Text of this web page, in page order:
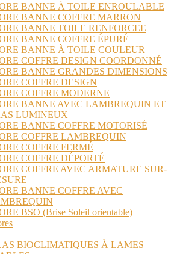
BANNE À TOILE ENROULABLE
BANNE COFFRE MARRON
BANNE TOILE RENFORCEE
BANNE COFFRE ÉPURÉ
BANNE À TOILE COULEUR
COFFRE DESIGN COORDONNÉ
BANNE GRANDES DIMENSIONS
COFFRE DESIGN
COFFRE MODERNE
BANNE AVEC LAMBREQUIN ET
LUMINEUX
BANNE COFFRE MOTORISÉ
COFFRE LAMBREQUIN
COFFRE FERMÉ
COFFRE DÉPORTÉ
COFFRE AVEC ARMATURE SUR-
BANNE COFFRE AVEC
BSO (Brise Soleil orientable)
BIOCLIMATIQUES À LAMES